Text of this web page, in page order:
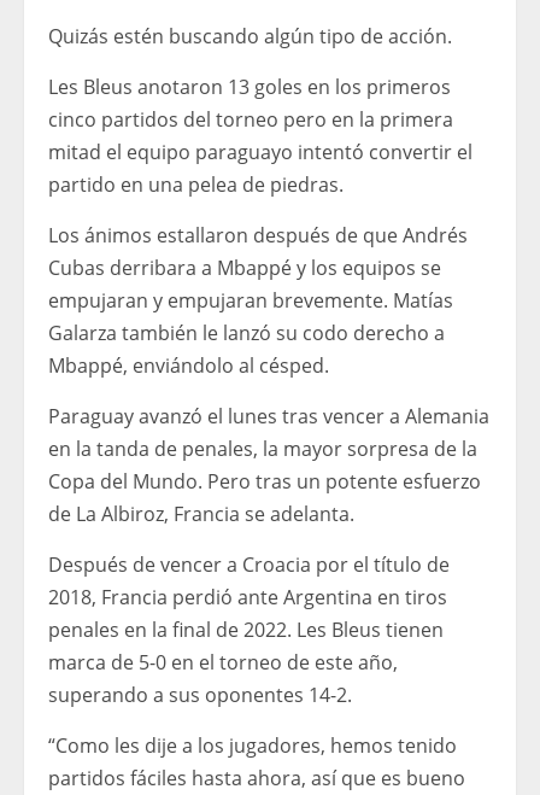
Quizás estén buscando algún tipo de acción.
Les Bleus anotaron 13 goles en los primeros
cinco partidos del torneo pero en la primera
mitad el equipo paraguayo intentó convertir el
partido en una pelea de piedras.
Los ánimos estallaron después de que Andrés
Cubas derribara a Mbappé y los equipos se
empujaran y empujaran brevemente. Matías
Galarza también le lanzó su codo derecho a
Mbappé, enviándolo al césped.
Paraguay avanzó el lunes tras vencer a Alemania
en la tanda de penales, la mayor sorpresa de la
Copa del Mundo. Pero tras un potente esfuerzo
de La Albiroz, Francia se adelanta.
Después de vencer a Croacia por el título de
2018, Francia perdió ante Argentina en tiros
penales en la final de 2022. Les Bleus tienen
marca de 5-0 en el torneo de este año,
superando a sus oponentes 14-2.
“Como les dije a los jugadores, hemos tenido
partidos fáciles hasta ahora, así que es bueno